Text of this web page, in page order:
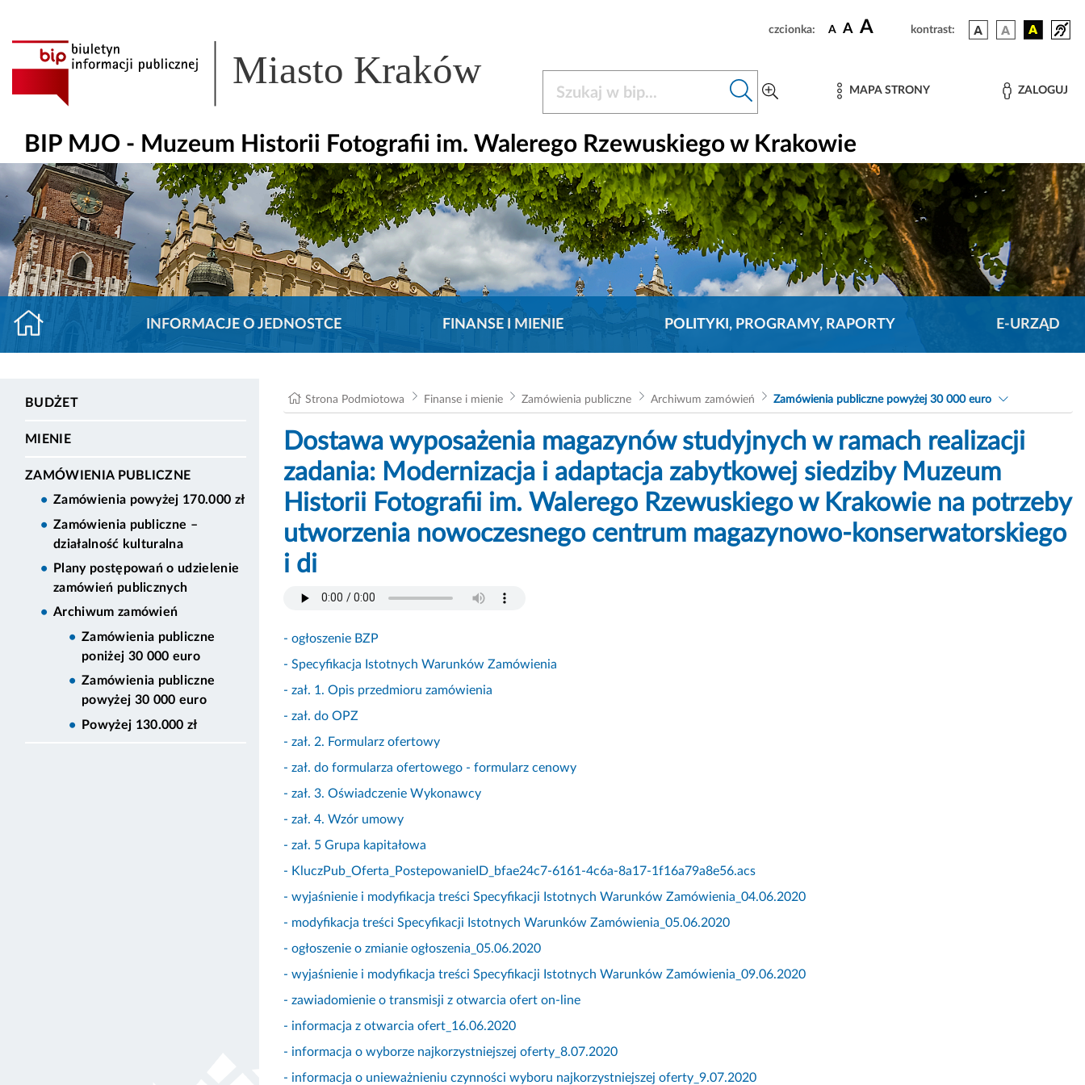
czcionka: A A A kontrast:
Miasto Kraków MAPA STRONY ZALOGUJ
BIP MJO - Muzeum Historii Fotografii im. Walerego Rzewuskiego w Krakowie
INFORMACJE O JEDNOSTCE FINANSE I MIENIE POLITYKI, PROGRAMY, RAPORTY E-URZĄD
BUDŻET
MIENIE
ZAMÓWIENIA PUBLICZNE
Zamówienia powyżej 170.000 zł
Zamówienia publiczne –
działalność kulturalna
Plany postępowań o udzielenie
zamówień publicznych
Archiwum zamówień
Zamówienia publiczne
poniżej 30 000 euro
Zamówienia publiczne
powyżej 30 000 euro
Powyżej 130.000 zł
Strona Podmiotowa Finanse i mienie Zamówienia publiczne Archiwum zamówień Zamówienia publiczne powyżej 30 000 euro
Dostawa wyposażenia magazynów studyjnych w ramach realizacji
zadania: Modernizacja i adaptacja zabytkowej siedziby Muzeum
Historii Fotografii im. Walerego Rzewuskiego w Krakowie na potrzeby
utworzenia nowoczesnego centrum magazynowo-konserwatorskiego
i di
- ogłoszenie BZP
- Specyfikacja Istotnych Warunków Zamówienia
- zał. 1. Opis przedmioru zamówienia
- zał. do OPZ
- zał. 2. Formularz ofertowy
- zał. do formularza ofertowego - formularz cenowy
- zał. 3. Oświadczenie Wykonawcy
- zał. 4. Wzór umowy
- zał. 5 Grupa kapitałowa
- KluczPub_Oferta_PostepowanieID_bfae24c7-6161-4c6a-8a17-1f16a79a8e56.acs
- wyjaśnienie i modyfikacja treści Specyfikacji Istotnych Warunków Zamówienia_04.06.2020
- modyfikacja treści Specyfikacji Istotnych Warunków Zamówienia_05.06.2020
- ogłoszenie o zmianie ogłoszenia_05.06.2020
- wyjaśnienie i modyfikacja treści Specyfikacji Istotnych Warunków Zamówienia_09.06.2020
- zawiadomienie o transmisji z otwarcia ofert on-line
- informacja z otwarcia ofert_16.06.2020
- informacja o wyborze najkorzystniejszej oferty_8.07.2020
- informacja o unieważnieniu czynności wyboru najkorzystniejszej oferty_9.07.2020